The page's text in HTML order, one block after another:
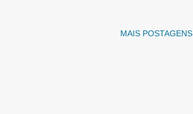
MAIS POSTAGENS